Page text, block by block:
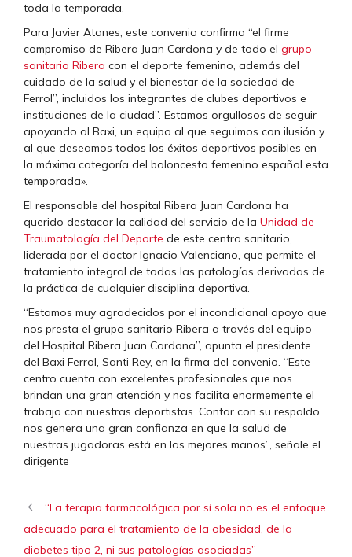
toda la temporada.
Para Javier Atanes, este convenio confirma “el firme
compromiso de Ribera Juan Cardona y de todo el grupo
sanitario Ribera con el deporte femenino, además del
cuidado de la salud y el bienestar de la sociedad de
Ferrol”, incluidos los integrantes de clubes deportivos e
instituciones de la ciudad”. Estamos orgullosos de seguir
apoyando al Baxi, un equipo al que seguimos con ilusión y
al que deseamos todos los éxitos deportivos posibles en
la máxima categoría del baloncesto femenino español esta
temporada».
El responsable del hospital Ribera Juan Cardona ha
querido destacar la calidad del servicio de la Unidad de
Traumatología del Deporte de este centro sanitario,
liderada por el doctor Ignacio Valenciano, que permite el
tratamiento integral de todas las patologías derivadas de
la práctica de cualquier disciplina deportiva.
“Estamos muy agradecidos por el incondicional apoyo que
nos presta el grupo sanitario Ribera a través del equipo
del Hospital Ribera Juan Cardona”, apunta el presidente
del Baxi Ferrol, Santi Rey, en la firma del convenio. “Este
centro cuenta con excelentes profesionales que nos
brindan una gran atención y nos facilita enormemente el
trabajo con nuestras deportistas. Contar con su respaldo
nos genera una gran confianza en que la salud de
nuestras jugadoras está en las mejores manos”, señale el
dirigente
“La terapia farmacológica por sí sola no es el enfoque
adecuado para el tratamiento de la obesidad, de la
diabetes tipo 2, ni sus patologías asociadas”